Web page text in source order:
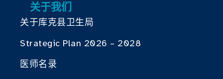
关于我们
关于库克县卫生局
Strategic Plan 2026 – 2028
医师名录